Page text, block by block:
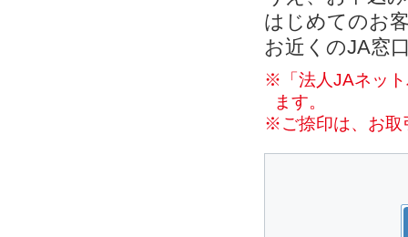
はじめてのお
お近くのJA窓
※「法人JAネット
ます。
※ご捺印は、お取